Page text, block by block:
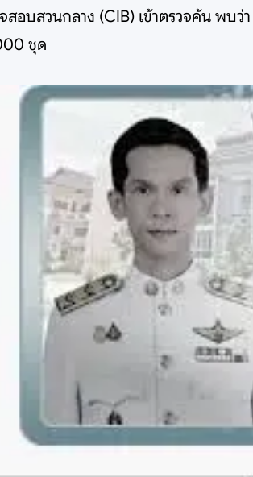
อบสวนกลาง (CIB) เข้าตรวจค้น พบ
ชุด